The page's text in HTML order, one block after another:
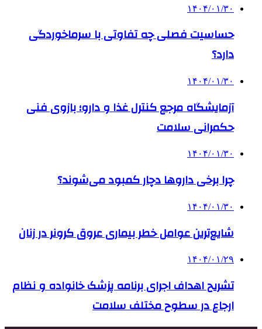
۱۴۰۴/۰۱/۳۰
حساسیت فصلی چه تفاوتی با سرماخوردگی
دارد؟
۱۴۰۴/۰۱/۳۰
آزمایشگاه مرجع کنترل غذا و دارو؛ بازوی فنی
حکمرانی سلامت
۱۴۰۴/۰۱/۳۰
چرا برخی داروها دچار کمبود می‌شوند؟
۱۴۰۴/۰۱/۳۰
شایع‌ترین عوامل خطر بیماری عروق کرونر در زنان
۱۴۰۴/۰۱/۲۹
تشریح اهداف اجرای برنامه پزشک خانواده و نظام
ارجاع در سطوح مختلف سلامت